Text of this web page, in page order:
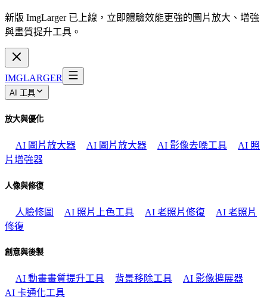
新版 ImgLarger 已上線，立即體驗效能更強的圖片放大、增強
與畫質提升工具。
IMGLARGER
AI 工具
放大與優化
AI 圖片放大器 AI 圖片放大器 AI 影像去噪工具
AI 照
片增強器
人像與修復
人臉修圖 AI 照片上色工具 AI 老照片修復
AI 老照片
修復
創意與後製
AI 動畫畫質提升工具 背景移除工具
AI 影像擴展器
AI 卡通化工具